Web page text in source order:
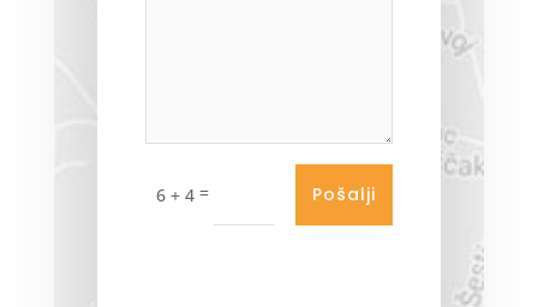
6 + 4 = Pošalji